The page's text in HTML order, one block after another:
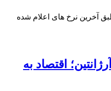
سکه طبق آخرین نرخ های اعلام شده
اقتصاد به